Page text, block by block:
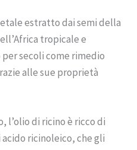
estratto dai semi della
tropicale e
secoli come rimedio
alle sue proprietà
l’olio di ricino è ricco di
ricinoleico, che gli